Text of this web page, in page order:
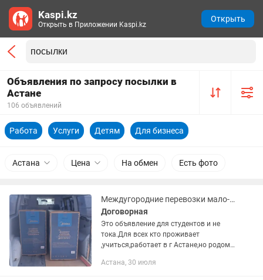
Объявления по запросу посылки в
Астане
106 объявлений
Работа Услуги Детям Для бизнеса
Астана Цена На обмен Есть фото
Междугородние перевозки мало- габаритных грузов.Из Астаны в Актобе.Посылки,
Договорная
Это объявление для студентов и не
тока.Для всех кто проживает
,учиться,работает в г Астане,но родом
так.далее.
Астана, 30 июля
Kaspi.kz
Открыть в Приложении Kaspi.kz
Открыть